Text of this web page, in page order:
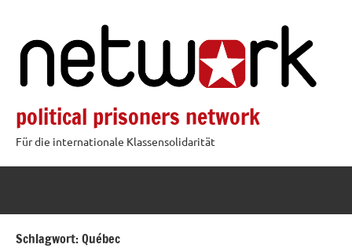
springen
political prisoners network
Für die internationale Klassensolidarität
Schlagwort:Québec